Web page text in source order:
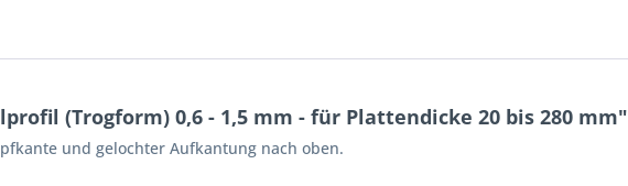
(Trogform) 0,6 - 1,5 mm - für Plattendicke 20 bis 280 mm"
und gelochter Aufkantung nach oben.